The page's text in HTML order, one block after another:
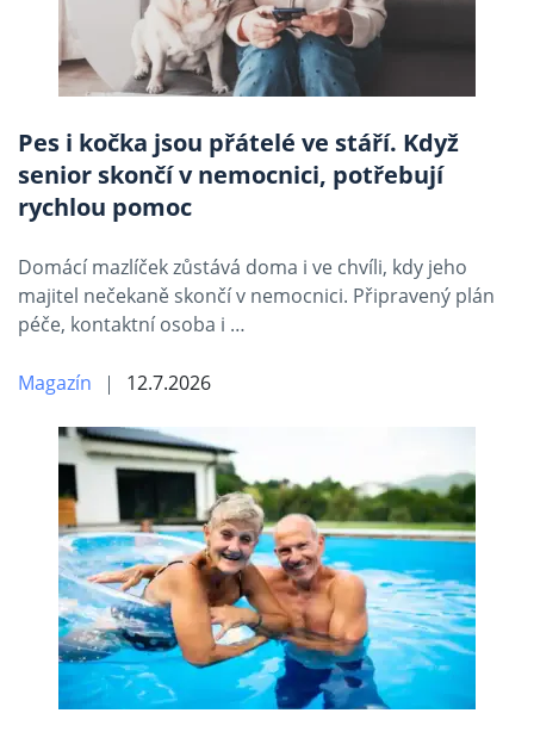
Pes i kočka jsou přátelé ve stáří. Když
senior skončí v nemocnici, potřebují
rychlou pomoc
Domácí mazlíček zůstává doma i ve chvíli, kdy jeho
majitel nečekaně skončí v nemocnici. Připravený plán
péče, kontaktní osoba i …
Magazín 12.7.2026